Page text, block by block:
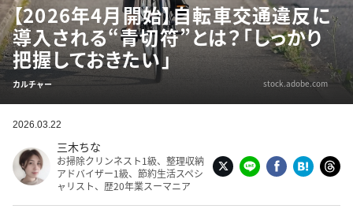
【2026年4月開始】自転車交通違反に
導入される“青切符”とは？「しっかり
把握しておきたい」
カルチャー stock.adobe.com
2026.03.22
三木ちな
お掃除クリンネスト1級、整理収納
アドバイザー1級、節約生活スペシ
ャリスト、歴20年業スーマニア